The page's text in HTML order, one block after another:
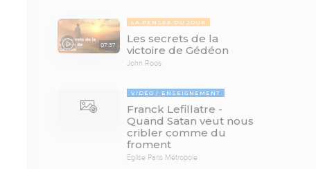
07:37
LA PENSÉE DU JOUR
Les secrets de la
victoire de Gédéon
John Roos
VIDÉO ENSEIGNEMENT
Franck Lefillatre -
Quand Satan veut nous
cribler comme du
froment
Église Paris Métropole